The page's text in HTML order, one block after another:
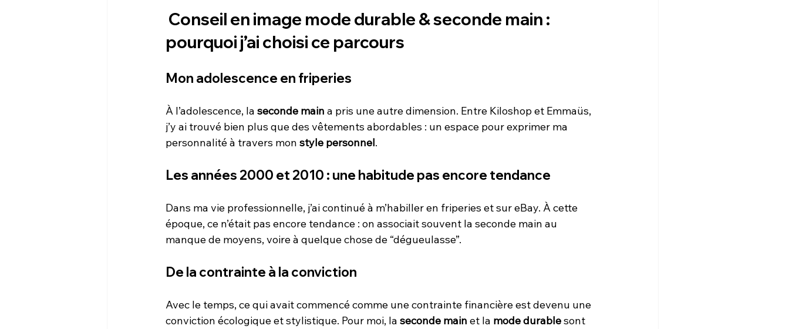
Conseil en image mode durable & seconde main :
pourquoi j’ai choisi ce parcours
Mon adolescence en friperies
À l’adolescence, la seconde main a pris une autre dimension. Entre Kiloshop et Emmaüs,
j’y ai trouvé bien plus que des vêtements abordables : un espace pour exprimer ma
personnalité à travers mon style personnel.
Les années 2000 et 2010 : une habitude pas encore tendance
Dans ma vie professionnelle, j’ai continué à m’habiller en friperies et sur eBay. À cette
époque, ce n’était pas encore tendance : on associait souvent la seconde main au
manque de moyens, voire à quelque chose de “dégueulasse”.
De la contrainte à la conviction
Avec le temps, ce qui avait commencé comme une contrainte financière est devenu une
conviction écologique et stylistique. Pour moi, la seconde main et la mode durable sont